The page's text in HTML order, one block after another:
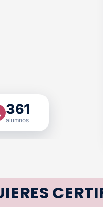
361
alumnos